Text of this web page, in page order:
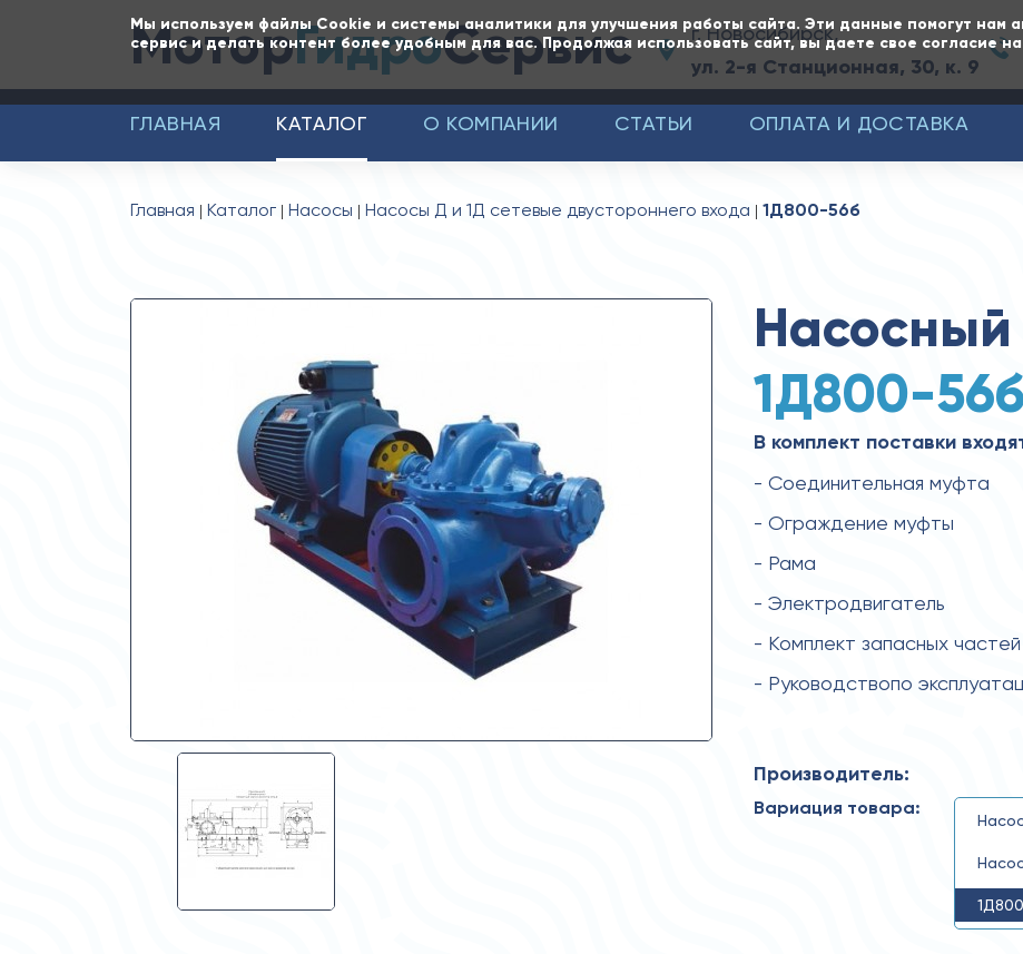
Мы используем файлы Cookie и системы аналитики для улучшения работы сайта. Эти данные помогут нам
сервис и делать контент более удобным для вас. Продолжая использовать сайт, вы даете свое согласие
МоторГидроСервис г. Новосибирск,
ул. 2-я Станционная, 30, к. 9
ГЛАВНАЯ КАТАЛОГ О КОМПАНИИ СТАТЬИ ОПЛАТА И ДОСТАВКА
Главная Каталог Насосы Насосы Д и 1Д сетевые двустороннего входа 1Д800-56б
Насосный
1Д800-56б
В комплект поставки
- Соединительная муфта
- Ограждение муфты
- Рама
- Электродвигатель
- Комплект запасных частей
- Руководствопо
Производитель:
Вариация товара: